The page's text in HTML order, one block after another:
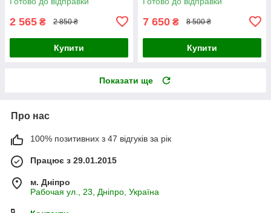
2 565 ₴ 2 850 ₴
Купити
7 650 ₴ 8 500 ₴
Купити
Показати ще
Про нас
100% позитивних з 47 відгуків за рік
Працює з 29.01.2015
м. Дніпро
Рабочая ул., 23, Дніпро, Україна